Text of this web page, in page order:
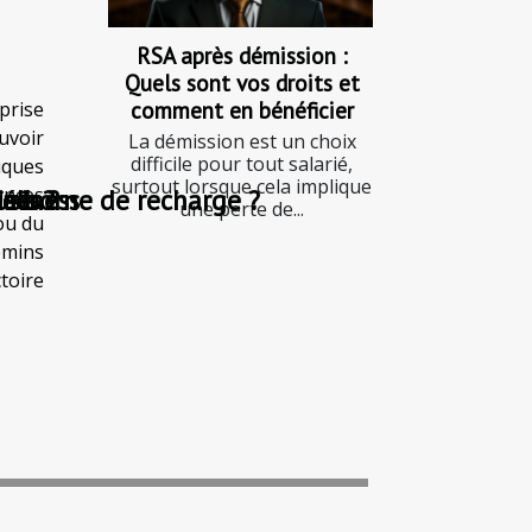
du
RSA après démission :
Quels sont vos droits et
comment en bénéficier
La démission est un choix
difficile pour tout salarié,
surtout lorsque cela implique
une perte de...
borne de recharge ?
?
?